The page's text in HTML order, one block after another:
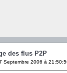
des flus P2P
Septembre 2006 à